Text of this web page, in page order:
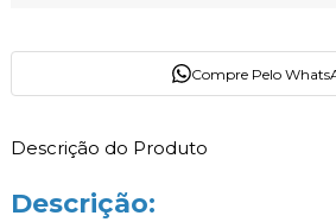
Compre Pelo
Descrição do Produto
Descrição: